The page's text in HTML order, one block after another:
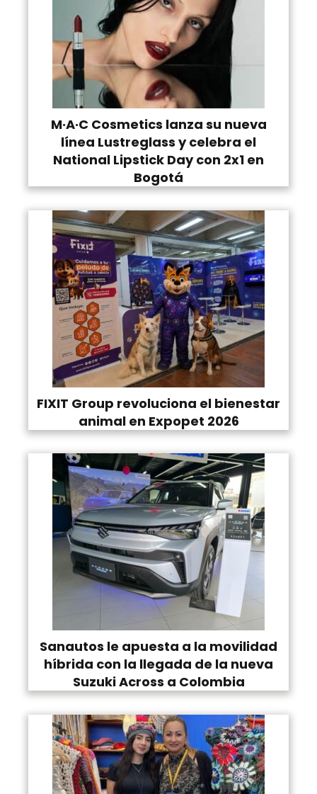
M·A·C Cosmetics lanza su nueva
línea Lustreglass y celebra el
National Lipstick Day con 2x1 en
Bogotá
FIXIT Group revoluciona el bienestar
animal en Expopet 2026
Sanautos le apuesta a la movilidad
híbrida con la llegada de la nueva
Suzuki Across a Colombia